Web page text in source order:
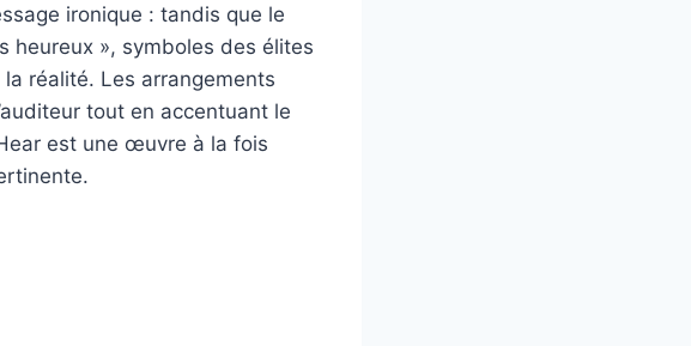
ironique : tandis que le
heureux », symboles des élites
réalité. Les arrangements
tout en accentuant le
est une œuvre à la fois